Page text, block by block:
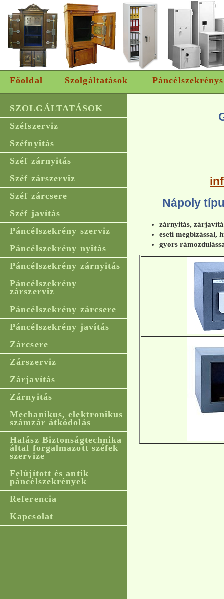
Főoldal Szolgáltatások
SZOLGÁLTATÁSOK
Széfszerviz
Széfnyitás
Széf zárnyitás
Széf zárszerviz
Széf zárcsere
Széf javítás
Páncélszekrény szerviz
Páncélszekrény nyitás
Páncélszekrény zárnyitás
Páncélszekrény
zárszerviz
Páncélszekrény zárcsere
Páncélszekrény javítás
Zárcsere
Zárszerviz
Zárjavítás
Zárnyitás
Mechanikus, elektronikus
számzár átkódolás
Halász Biztonságtechnika
által forgalmazott széfek
szervize
Felújított és antik
páncélszekrények
Referencia
Kapcsolat
Nápoly
zárnyitás,
eseti megbízással,
gyors